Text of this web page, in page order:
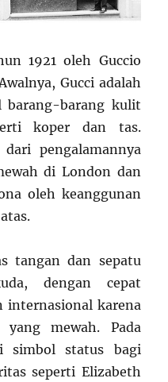
1921 oleh Guccio
Gucci adalah
barang-barang kulit
koper dan tas.
pengalamannya
di London dan
oleh keanggunan
tangan dan sepatu
dengan cepat
internasional karena
mewah. Pada
simbol status bagi
seperti Elizabeth